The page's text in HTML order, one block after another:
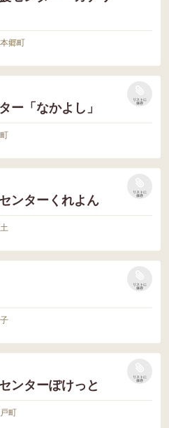
本郷町
ー「なかよし」
リストに
保存
ンターくれよん
リストに
保存
リストに
保存
ンターぽけっと
リストに
保存
町